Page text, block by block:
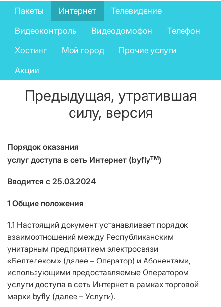
Private
services
menu
Пакеты Интернет
Телевидение
Видеоконтроль
Видеодомофон
Телефон
Хостинг
Мой город
Прочие услуги
Акции
Предыдущая, утратившая
силу, версия
Порядок оказания
услуг доступа в сеть Интернет (byflyтм)
Вводится с 25.03.2024
1 Общие положения
1.1 Настоящий документ устанавливает порядок
взаимоотношений между Республиканским
унитарным предприятием электросвязи
«Белтелеком» (далее – Оператор) и Абонентами,
использующими предоставляемые Оператором
услуги доступа в сеть Интернет в рамках торговой
марки byfly (далее – Услуги).